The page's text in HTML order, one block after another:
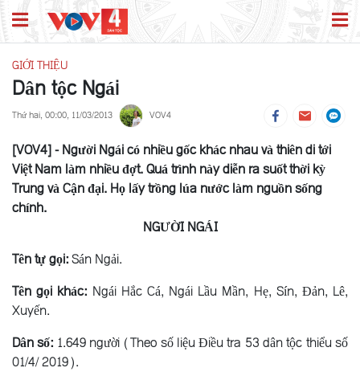
GIỚI THIỆU
Dân tộc Ngái
Thứ hai, 00:00, 11/03/2013 VOV4
[VOV4] - Người Ngái có nhiều gốc khác nhau và thiên di tới
Việt Nam làm nhiều đợt. Quá trình này diễn ra suốt thời kỳ
Trung và Cận đại. Họ lấy trồng lúa nước làm nguồn sống
chính.
NGƯỜI NGÁI
Tên tự gọi:Sán Ngải.
Tên gọi khác: Ngái Hắc Cá, Ngái Lầu Mần, Hẹ, Sín, Ðản, Lê,
Xuyến.
Dân số: 1.649 người (Theo số liệu Điều tra 53 dân tộc thiểu số
01/4/ 2019).